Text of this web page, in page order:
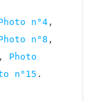
n°4
n°8
, Photo
n°15 .